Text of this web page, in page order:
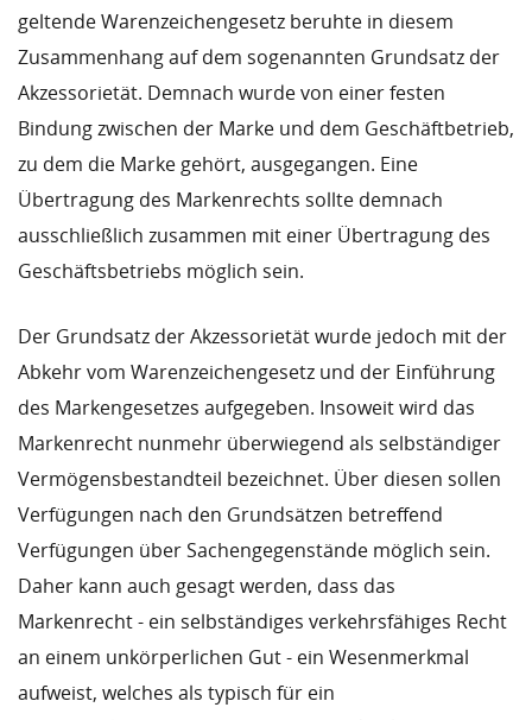
geltende Warenzeichengesetz beruhte in diesem
Zusammenhang auf dem sogenannten Grundsatz der
Akzessorietät. Demnach wurde von einer festen
Bindung zwischen der Marke und dem Geschäftbetrieb,
zu dem die Marke gehört, ausgegangen. Eine
Übertragung des Markenrechts sollte demnach
ausschließlich zusammen mit einer Übertragung des
Geschäftsbetriebs möglich sein.
Der Grundsatz der Akzessorietät wurde jedoch mit der
Abkehr vom Warenzeichengesetz und der Einführung
des Markengesetzes aufgegeben. Insoweit wird das
Markenrecht nunmehr überwiegend als selbständiger
Vermögensbestandteil bezeichnet. Über diesen sollen
Verfügungen nach den Grundsätzen betreffend
Verfügungen über Sachengegenstände möglich sein.
Daher kann auch gesagt werden, dass das
Markenrecht - ein selbständiges verkehrsfähiges Recht
an einem unkörperlichen Gut - ein Wesenmerkmal
aufweist, welches als typisch für ein